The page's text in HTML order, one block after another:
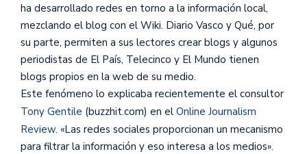
ha desarrollado redes en torno a la información local,
mezclando el blog con el Wiki. Diario Vasco y Qué, por
su parte, permiten a sus lectores crear blogs y algunos
periodistas de El País, Telecinco y El Mundo tienen
blogs propios en la web de su medio.
Este fenómeno lo explicaba recientemente el consultor
Tony Gentile (buzzhit.com) en el Online Journalism
Review. «Las redes sociales proporcionan un mecanismo
para filtrar la información y eso interesa a los medios».